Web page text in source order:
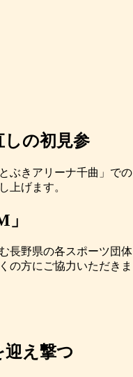
しの初見参
ぶきアリーナ千曲」
上げます。
長野県の各スポーツ
方にご協力いただ
迎え撃つ